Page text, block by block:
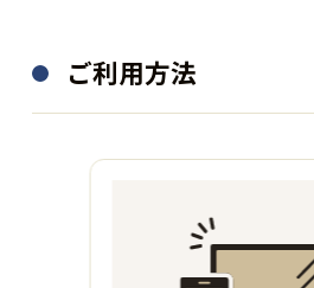
ご利用方法